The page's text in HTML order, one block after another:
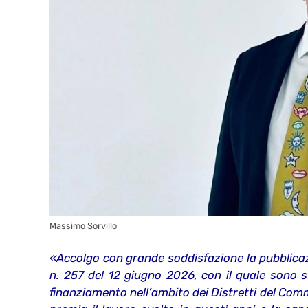
Massimo Sorvillo
«Accolgo con grande soddisfazione la
n. 257 del 12 giugno 2026, con il quale
finanziamento nell’ambito dei Distretti del